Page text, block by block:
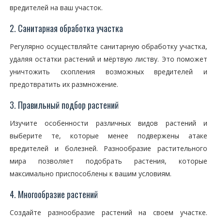
вредителей на ваш участок.
2. Санитарная обработка участка
Регулярно осуществляйте санитарную обработку участка,
удаляя остатки растений и мёртвую листву. Это поможет
уничтожить скопления возможных вредителей и
предотвратить их размножение.
3. Правильный подбор растений
Изучите особенности различных видов растений и
выберите те, которые менее подвержены атаке
вредителей и болезней. Разнообразие растительного
мира позволяет подобрать растения, которые
максимально приспособлены к вашим условиям.
4. Многообразие растений
Создайте разнообразие растений на своем участке.